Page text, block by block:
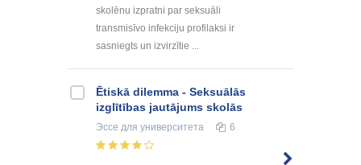
skolēnu izpratni par seksuāli
transmisīvo infekciju profilaksi ir
sasniegts un izvirzītie ...
Ētiskā dilemma - Seksuālās
izglītības jautājums skolās
Эссе для университета 6